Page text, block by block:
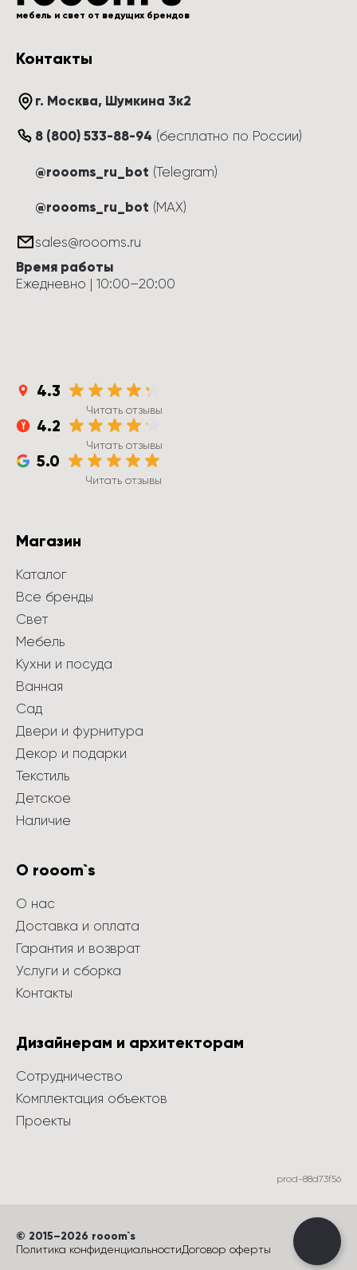
мебель и свет от ведущих брендов
Контакты
г. Москва, Шумкина 3к2
8 (800) 533-88-94 (бесплатно по России)
@roooms_ru_bot (Telegram)
@roooms_ru_bot (MAX)
sales@roooms.ru
Время работы
Ежедневно | 10:00–20:00
4.3
Читать отзывы
4.2
Читать отзывы
5.0
Читать отзывы
Магазин
Каталог
Все бренды
Свет
Мебель
Кухни и посуда
Ванная
Сад
Двери и фурнитура
Декор и подарки
Текстиль
Детское
Наличие
О rooom`s
О нас
Доставка и оплата
Гарантия и возврат
Услуги и сборка
Контакты
Дизайнерам и архитекторам
Сотрудничество
Комплектация объектов
Проекты
prod-88d73f56
© 2015–2026 rooom`s
Политика конфиденциальностиДоговор оферты